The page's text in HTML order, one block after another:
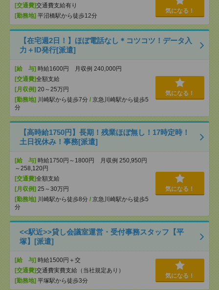
[交通費]交通費支給有り
[勤務地] 平沼橋駅から徒歩12分
気になる！
【在宅週2日！】ほぼ電話なし＊コツコツ！データ入
力＋ID発行[派遣]
[給 与] 時給1600円 月収例 240,000円
[交通費]全額支給
[月収例] 20～25万円
[勤務地] 川崎駅から徒歩7分 / 京急川崎駅から徒歩5
分
気になる！
【高時給1750円】長期！残業ほぼ無し！17時定時！
土日祝休み！事務[派遣]
[給 与] 時給1750円～1800円 月収例 250,950円
～258,120円
[交通費]全額支給
[月収例] 25～30万円
[勤務地] 川崎駅から徒歩8分 / 京急川崎駅から徒歩5
分
気になる！
<<駅近>>貸し会議室運営・受付事務スタッフ【平
塚】[派遣]
[給 与] 時給1500円＋交
[交通費]交通費実費支給（当社規定あり）
[勤務地] 平塚駅から徒歩3分
気になる！